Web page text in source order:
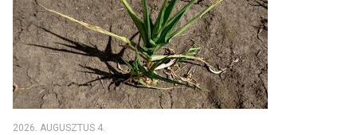
2026. AUGUSZTUS 4.